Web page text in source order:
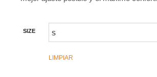
SIZE
LIMPIAR